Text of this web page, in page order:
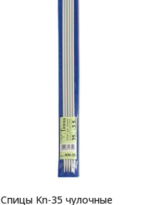
Спицы Kn-35 чулочные